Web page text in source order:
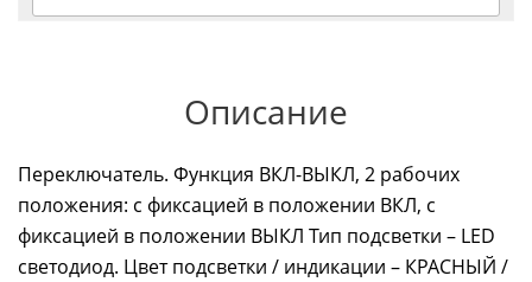
Описание
Переключатель. Функция ВКЛ-ВЫКЛ, 2 рабочих
положения: с фиксацией в положении ВКЛ, с
фиксацией в положении ВЫКЛ Тип подсветки – LED
светодиод. Цвет подсветки / индикации – КРАСНЫЙ /